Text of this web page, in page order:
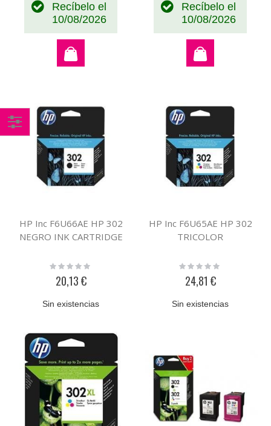
Recíbelo el
10/08/2026
Recíbelo el
10/08/2026
HP Inc F6U66AE HP 302
NEGRO INK CARTRIDGE
Rating:
20,13 €
Sin existencias
HP Inc F6U65AE HP 302
TRICOLOR
Rating:
24,81 €
Sin existencias
Comprar